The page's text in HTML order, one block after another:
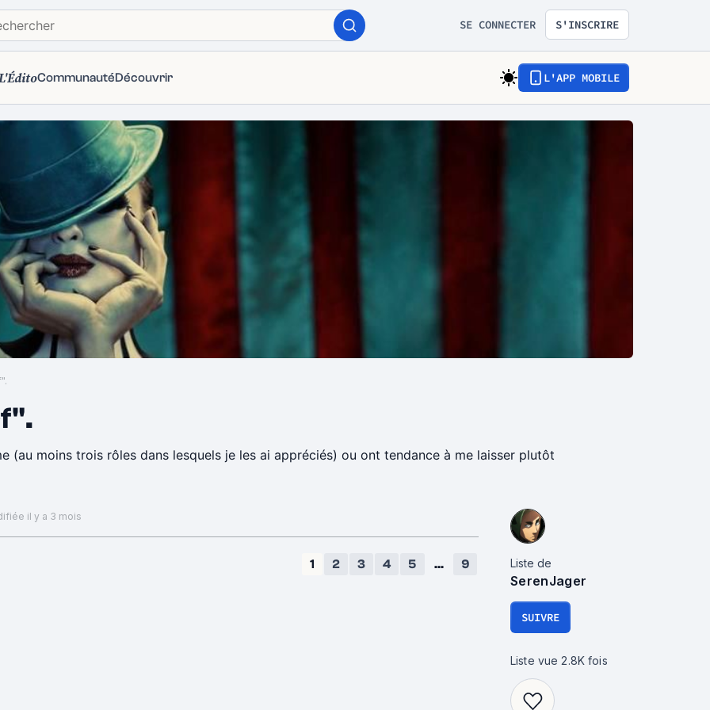
SE CONNECTER S'INSCRIRE
CommunautéDécouvrir L'APP MOBILE
(au moins trois rôles dans lesquels je les ai appréciés) ou ont tendance à me laisser plutôt
il y a 3 mois
1 2 3 4 5 ... 9 Liste de
SerenJager
SUIVRE
Liste vue2.8Kfois